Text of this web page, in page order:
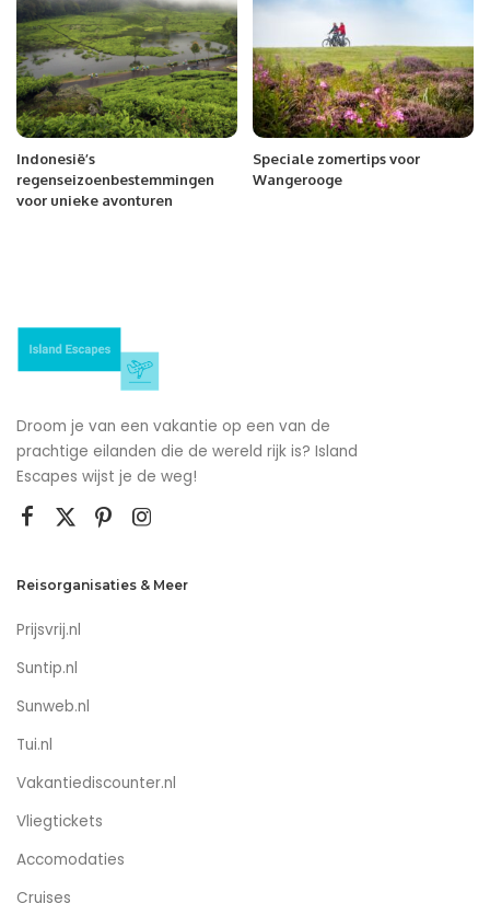
Indonesië’s
regenseizoenbestemmingen
voor unieke avonturen
Speciale zomertips voor
Wangerooge
Droom je van een vakantie op een van de
prachtige eilanden die de wereld rijk is? Island
Escapes wijst je de weg!
Reisorganisaties & Meer
Prijsvrij.nl
Suntip.nl
Sunweb.nl
Tui.nl
Vakantiediscounter.nl
Vliegtickets
Accomodaties
Cruises